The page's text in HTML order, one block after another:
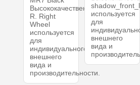
Высококачественный
R. Right
Wheel
используется
для
индивидуального
внешнего
вида и
производительности.
используется
для
внешнего
вида и